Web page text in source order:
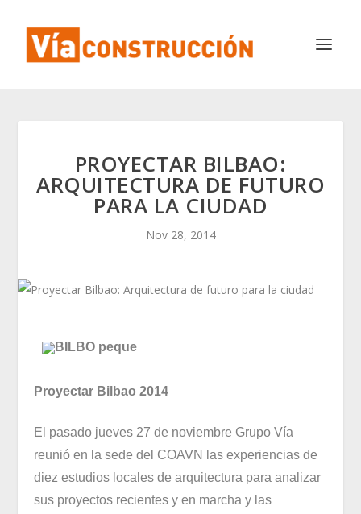
PROYECTAR BILBAO:
ARQUITECTURA DE FUTURO
PARA LA CIUDAD
Nov 28, 2014
Proyectar Bilbao 2014
El pasado jueves 27 de noviembre Grupo Vía
reunió en la sede del COAVN las experiencias de
diez estudios locales de arquitectura para analizar
sus proyectos recientes y en marcha y las